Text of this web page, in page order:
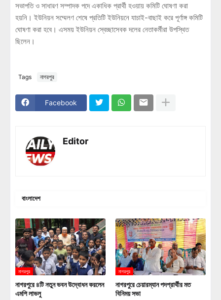
সভাপতি ও সাধারণ সম্পাদক পদে একাধিক প্রার্থী হওয়ায় কমিটি ঘোষণা করা
হয়নি। ইউনিয়ন সম্মেলণ শেষে প্রতিটি ইউনিয়নে যাচাই-বাছাই করে পূর্ণাঙ্গ কমিটি
ঘোষণা করা হবে। এসময় ইউনিয়ন স্বেচ্ছাসেবক দলের নেতাকর্মীরা উপস্থিত
ছিলেন।
Tags নাগরপুর
Facebook
Editor
বাংলাদেশ
নাগরপুর
নাগরপুরে ৪টি নতুন ভবন উদ্বোধন করলেন
এমপি লাভলু
নাগরপুর
নাগরপুরে চেয়ারম্যান পদপ্রার্থীর মত
বিনিময় সভা